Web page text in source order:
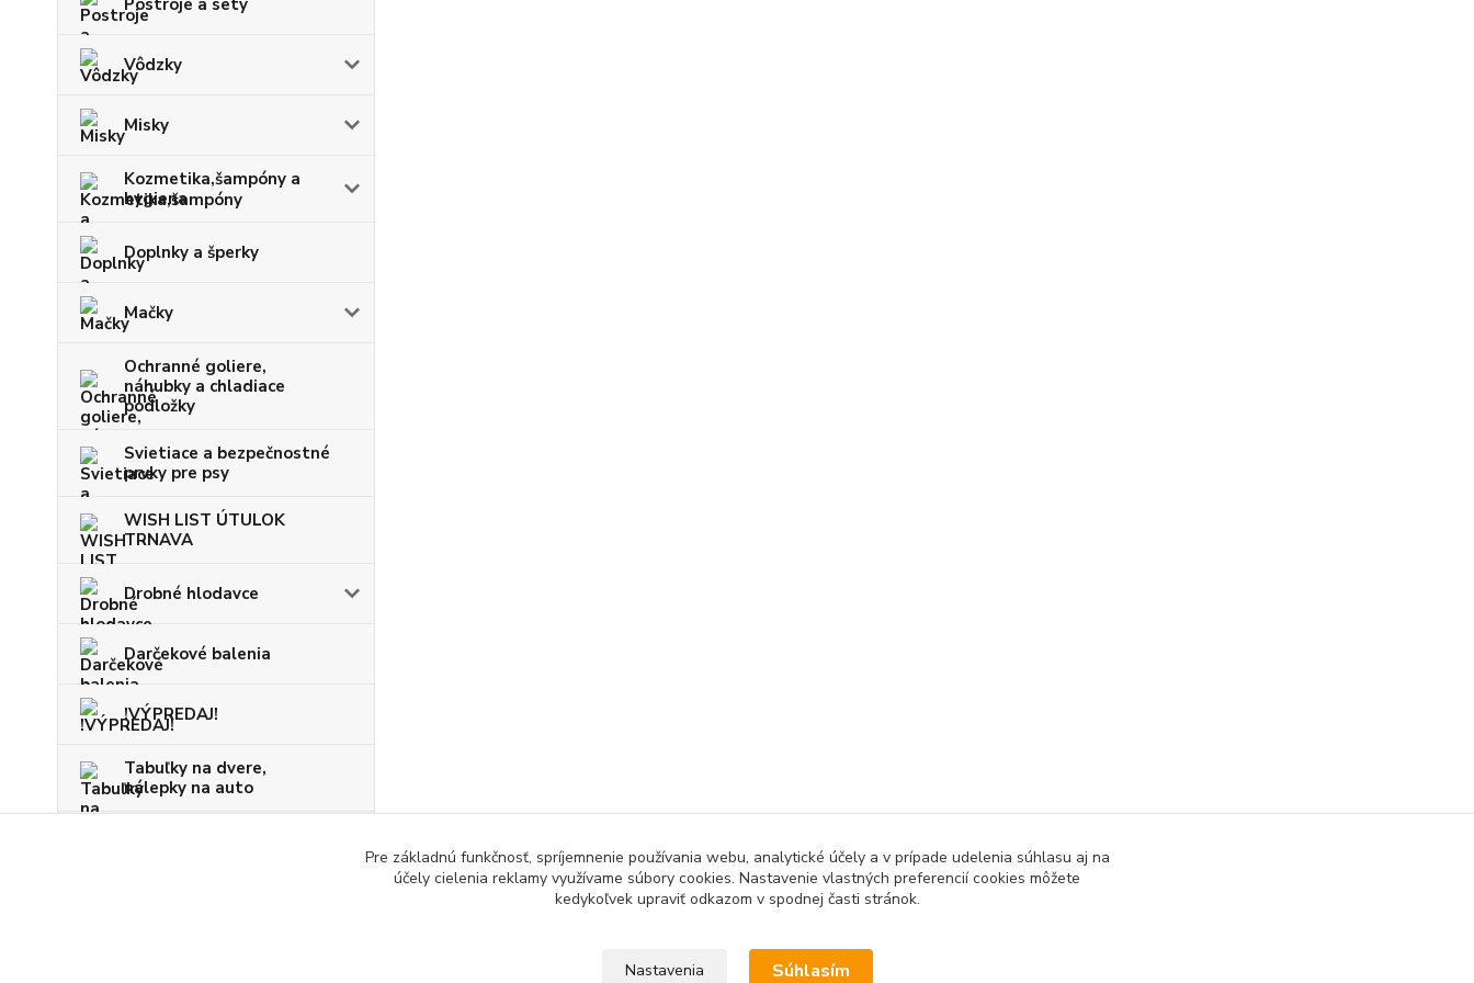
Postroje a sety
Vôdzky
Misky
Kozmetika,šampóny a
hygiena
Doplnky a šperky
Mačky
Ochranné goliere,
náhubky a chladiace
podložky
Svietiace a bezpečnostné
prvky pre psy
WISH LIST ÚTULOK
TRNAVA
Drobné hlodavce
Darčekové balenia
!VÝPREDAJ!
Tabuľky na dvere,
nálepky na auto
Pre základnú funkčnosť, spríjemnenie používania webu, analytické účely a v prípade udelenia súhlasu aj na
účely cielenia reklamy využívame súbory cookies. Nastavenie vlastných preferencií cookies môžete
kedykoľvek upraviť odkazom v spodnej časti stránok.
Nastavenia Súhlasím